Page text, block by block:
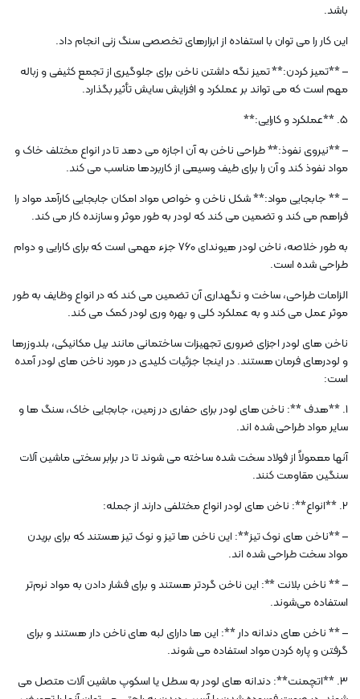
باشد.
این کار را می توان با استفاده از ابزارهای تخصصی سنگ زنی انجام داد.
– **تمیز کردن:** تمیز نگه داشتن ناخن برای جلوگیری از تجمع کثیفی و زباله
مهم است که می تواند بر عملکرد و افزایش سایش تأثیر بگذارد.
5. **عملکرد و کارایی:**
– **نیروی نفوذ:** طراحی ناخن به آن اجازه می دهد تا در انواع مختلف خاک و
مواد نفوذ کند و آن را برای طیف وسیعی از کاربردها مناسب می کند.
– ** جابجایی مواد:** شکل ناخن و خواص مواد امکان جابجایی کارآمد مواد را
فراهم می کند و تضمین می کند که لودر به طور موثر و سازنده کار می کند.
به طور خلاصه، ناخن لودر هیوندای 760 جزء مهمی است که برای کارایی و دوام
طراحی شده است.
الزامات طراحی، ساخت و نگهداری آن تضمین می کند که در انواع وظایف به طور
موثر عمل می کند و به عملکرد کلی و بهره وری لودر کمک می کند.
ناخن های لودر اجزای ضروری تجهیزات ساختمانی مانند بیل مکانیکی، بلدوزرها
و لودرهای فرمان هستند. در اینجا جزئیات کلیدی در مورد ناخن های لودر آمده
است:
1. **هدف **: ناخن های لودر برای حفاری در زمین، جابجایی خاک، سنگ ها و
سایر مواد طراحی شده اند.
آنها معمولاً از فولاد سخت شده ساخته می شوند تا در برابر سختی ماشین آلات
سنگین مقاومت کنند.
2. **انواع**: ناخن های لودر انواع مختلفی دارند از جمله:
– **ناخن های نوک تیز**: این ناخن ها تیز و نوک تیز هستند که برای بریدن
مواد سخت طراحی شده اند.
– ** ناخن بلانت **: این ناخن گردتر هستند و برای فشار دادن به مواد نرم‌تر
استفاده می‌شوند.
– ** ناخن های دندانه دار **: این ها دارای لبه های ناخن دار هستند و برای
گرفتن و پاره کردن مواد استفاده می شوند.
3. **اتچمنت**: دندانه های لودر به سطل یا اسکوپ ماشین آلات متصل می